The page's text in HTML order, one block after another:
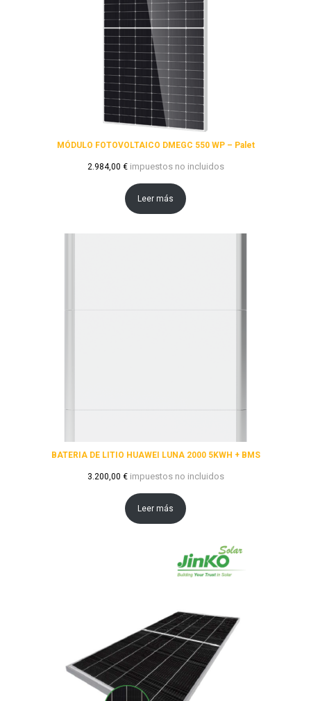
MÓDULO FOTOVOLTAICO DMEGC 550 WP – Palet
2.984,00 € impuestos no incluidos
Leer más
BATERIA DE LITIO HUAWEI LUNA 2000 5KWH + BMS
3.200,00 € impuestos no incluidos
Leer más